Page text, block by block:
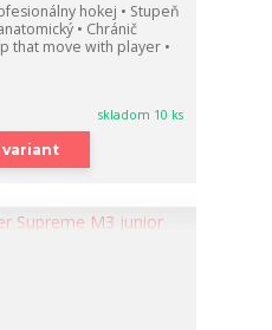
hokej • Stupeň
• Chránič
that move with player •
skladom 10 ks
variant